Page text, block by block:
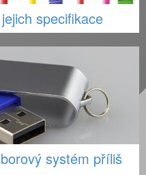
specifikace
systém příliš